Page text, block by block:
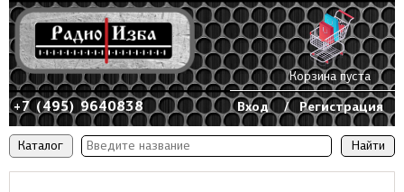
Каталог
+7 (495) 9640838 Вход / Регистрация
Корзина пуста